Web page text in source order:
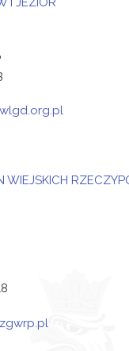
WIEJSKICH